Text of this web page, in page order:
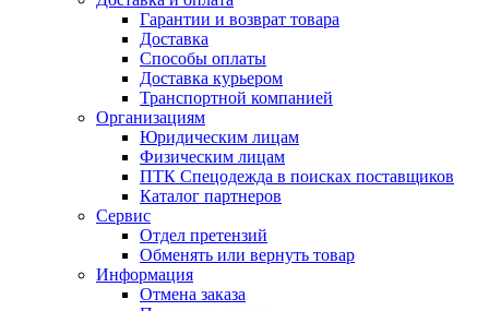
Гарантии и возврат товара
Доставка
Способы оплаты
Доставка курьером
Транспортной компанией
Организациям
Юридическим лицам
Физическим лицам
ПТК Спецодежда в поисках поставщиков
Каталог партнеров
Сервис
Отдел претензий
Обменять или вернуть товар
Информация
Отмена заказа